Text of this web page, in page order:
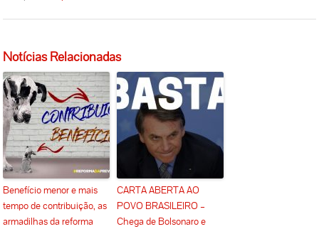
Notícias Relacionadas
Benefício menor e mais
tempo de contribuição, as
armadilhas da reforma
CARTA ABERTA AO
POVO BRASILEIRO –
Chega de Bolsonaro e